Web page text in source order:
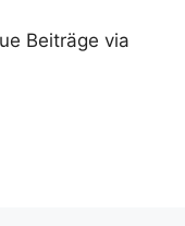
Beiträge via